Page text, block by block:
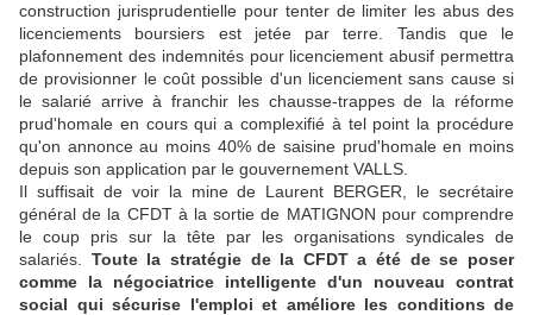
construction jurisprudentielle pour tenter de limiter les abus des
licenciements boursiers est jetée par terre. Tandis que le
plafonnement des indemnités pour licenciement abusif permettra
de provisionner le coût possible d'un licenciement sans cause si
le salarié arrive à franchir les chausse-trappes de la réforme
prud'homale en cours qui a complexifié à tel point la procédure
qu'on annonce au moins 40% de saisine prud'homale en moins
depuis son application par le gouvernement VALLS.
Il suffisait de voir la mine de Laurent BERGER, le secrétaire
général de la CFDT à la sortie de MATIGNON pour comprendre
le coup pris sur la tête par les organisations syndicales de
salariés.
Toute la stratégie de la CFDT a été de se poser
comme la négociatrice intelligente d'un nouveau contrat
social qui sécurise l'emploi et améliore les conditions de